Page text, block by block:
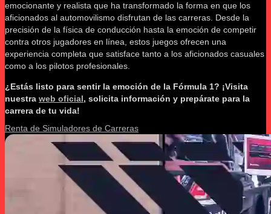
emocionante y realista que ha transformado la forma en que los
aficionados al automovilismo disfrutan de las carreras. Desde la
precisión de la física de conducción hasta la emoción de competir
contra otros jugadores en línea, estos juegos ofrecen una
experiencia completa que satisface tanto a los aficionados casuales
como a los pilotos profesionales.
¿Estás listo para sentir la emoción de la Fórmula 1? ¡Visita
nuestra web oficial, solicita información y prepárate para la
carrera de tu vida!
Renta de Simuladores de Carreras